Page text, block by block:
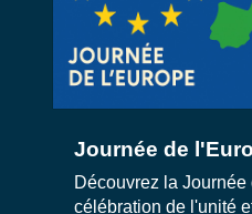
Journée de
Découvrez la Journée
célébration de l'unité